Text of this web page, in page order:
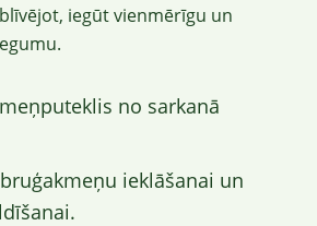
iegūt vienmērīgu un
no sarkanā
ieklāšanai un